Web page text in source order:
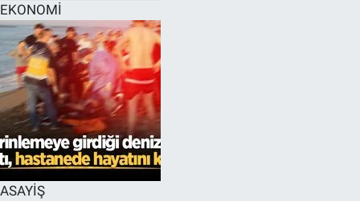
EKONOMİ
ASAYİŞ